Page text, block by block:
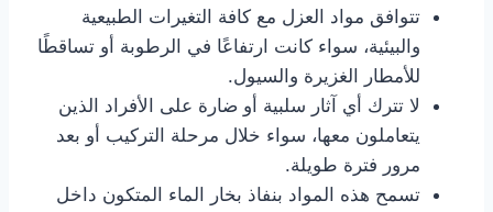
تتوافق مواد العزل مع كافة التغيرات الطبيعية
والبيئية، سواء كانت ارتفاعًا في الرطوبة أو تساقطًا
للأمطار الغزيرة والسيول.
لا تترك أي آثار سلبية أو ضارة على الأفراد الذين
يتعاملون معها، سواء خلال مرحلة التركيب أو بعد
مرور فترة طويلة.
تسمح هذه المواد بنفاذ بخار الماء المتكون داخل